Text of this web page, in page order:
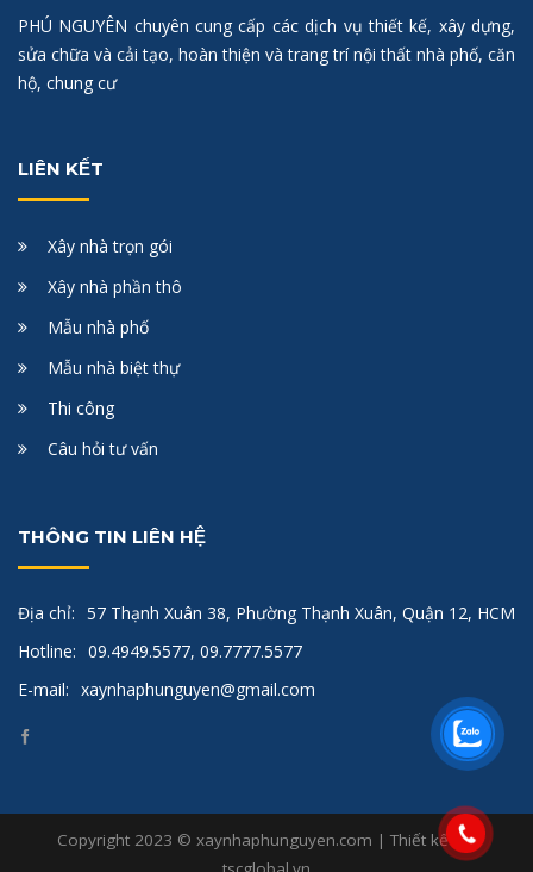
PHÚ NGUYÊN chuyên cung cấp các dịch vụ thiết kế, xây dựng,
sửa chữa và cải tạo, hoàn thiện và trang trí nội thất nhà phố, căn
hộ, chung cư
LIÊN KẾT
Xây nhà trọn gói
Xây nhà phần thô
Mẫu nhà phố
Mẫu nhà biệt thự
Thi công
Câu hỏi tư vấn
THÔNG TIN LIÊN HỆ
Địa chỉ: 57 Thạnh Xuân 38, Phường Thạnh Xuân, Quận 12, HCM
Hotline: 09.4949.5577, 09.7777.5577
E-mail: xaynhaphunguyen@gmail.com
Copyright 2023 © xaynhaphunguyen.com | Thiết kế bởi